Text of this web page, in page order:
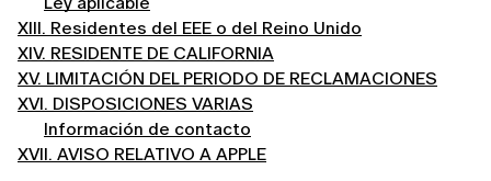
XIII. Residentes del EEE o del Reino Unido
XIV. RESIDENTE DE CALIFORNIA
XV. LIMITACIÓN DEL PERIODO DE RECLAMACIONES
XVI. DISPOSICIONES VARIAS
Información de contacto
XVII. AVISO RELATIVO A APPLE